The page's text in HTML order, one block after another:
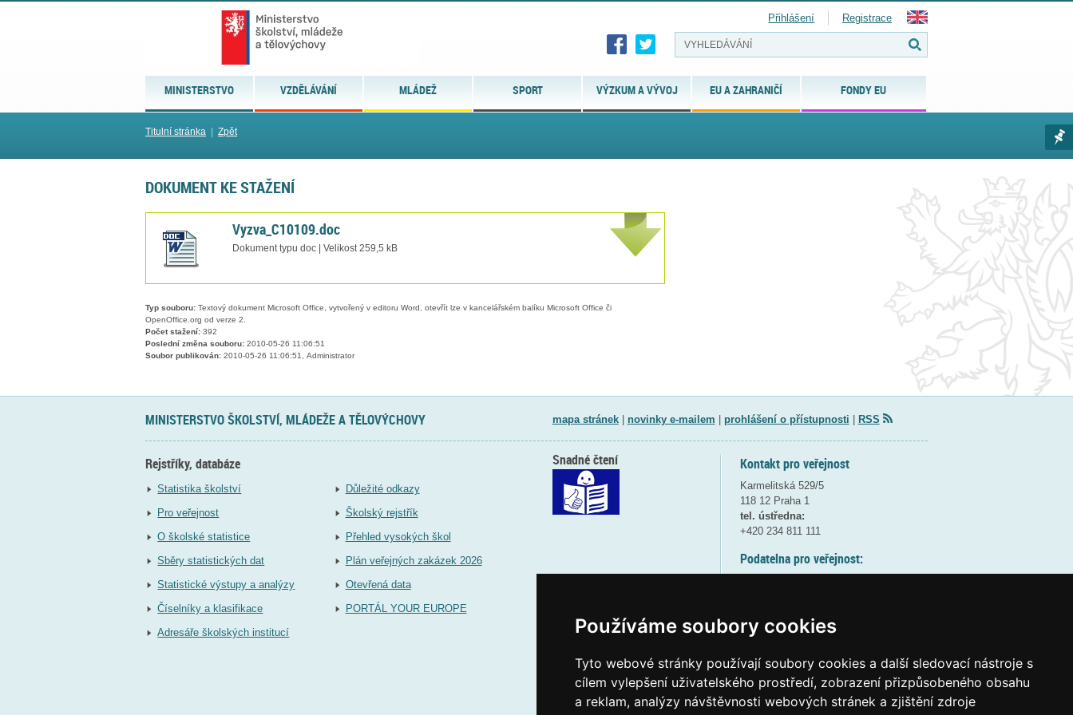
Používáme soubory cookies
Tyto webové stránky používají soubory cookies a další sledovací nástroje s
cílem vylepšení uživatelského prostředí, zobrazení přizpůsobeného obsahu
a reklam, analýzy návštěvnosti webových stránek a zjištění zdroje
MINISTERSTVO VZDĚLÁVÁNÍ MLÁDEŽ SPORT VÝZKUM A VÝVOJ EU A ZAHRANIČÍ FONDY EU
Přihlášení Registrace
Titulní stránka Zpět
DOKUMENT KE STAŽENÍ
Vyzva_C10109.doc
Dokument typu doc | Velikost 259,5 kB
Typ souboru: Textový dokument Microsoft Office, vytvořený v editoru Word, otevřít lze v kancelářském balíku Microsoft Office či
OpenOffice.org od verze 2.
Počet stažení: 392
Poslední změna souboru: 2010-05-26 11:06:51
Soubor publikován: 2010-05-26 11:06:51, Administrator
MINISTERSTVO ŠKOLSTVÍ, MLÁDEŽE A TĚLOVÝCHOVY mapa stránek| novinky e-mailem prohlášení o přístupnosti RSS
Rejstříky, databáze
Statistika školství
Pro veřejnost
O školské statistice
Sběry statistických dat
Statistické výstupy a analýzy
Číselníky a klasifikace
Adresáře školských institucí
Důležité odkazy
Školský rejstřík
Přehled vysokých škol
Plán veřejných zakázek 2026
Otevřená data
PORTÁL YOUR EUROPE
Kontakt pro veřejnost
Karmelitská 529/5
118 12 Praha 1
tel. ústředna:
+420 234 811 111
Podatelna pro veřejnost:
(více informací
Elektronická podatelna:
posta@msmtgov cz
Snadné čtení